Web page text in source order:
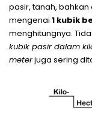
pasir, tanah,
mengenai 1 kubik
menghitungnya.
kubik pasir dalam
meterjuga sering